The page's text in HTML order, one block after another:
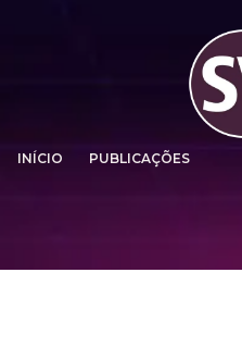
INÍCIO PUBLICAÇÕES